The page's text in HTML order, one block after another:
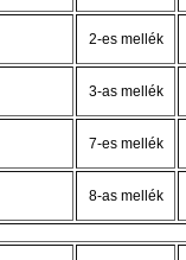
2-es mellék
3-as mellék
7-es mellék
8-as mellék